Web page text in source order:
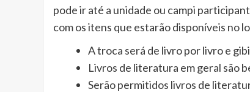
pode ir até a unidade ou campi
com os itens que estarão disponíveis no
A troca será de livro por livro e
Livros de literatura em geral são
Serão permitidos livros de